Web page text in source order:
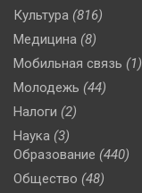
Культура (816)
Медицина (8)
Мобильная связь (1)
Молодежь (44)
Налоги (2)
Наука (3)
Образование (440)
Общество (48)